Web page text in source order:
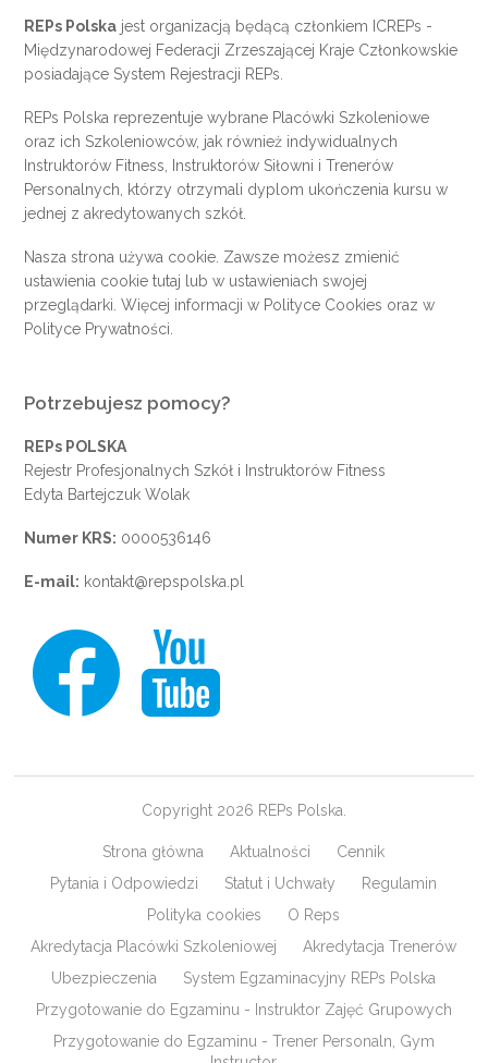
REPs Polska jest organizacją będącą członkiem ICREPs -
Międzynarodowej Federacji Zrzeszającej Kraje Członkowskie
posiadające System Rejestracji REPs.
REPs Polska reprezentuje wybrane Placówki Szkoleniowe
oraz ich Szkoleniowców, jak również indywidualnych
Instruktorów Fitness, Instruktorów Siłowni i Trenerów
Personalnych, którzy otrzymali dyplom ukończenia kursu w
jednej z akredytowanych szkół.
Nasza strona używa cookie. Zawsze możesz zmienić
ustawienia cookietutaj lub w ustawieniach swojej
przeglądarki. Więcej informacji w Polityce Cookies oraz w
Polityce Prywatności.
Potrzebujesz pomocy?
REPs POLSKA
Rejestr Profesjonalnych Szkół i Instruktorów Fitness
Edyta Bartejczuk Wolak
Numer KRS: 0000536146
E-mail: kontakt@repspolska.pl
Copyright 2026 REPs Polska.
Strona główna Aktualności
Cennik
Pytania i Odpowiedzi
Statut i Uchwały
Regulamin
Polityka cookies
O Reps
Akredytacja Placówki Szkoleniowej
Akredytacja Trenerów
Ubezpieczenia
System Egzaminacyjny REPs Polska
Przygotowanie do Egzaminu - Instruktor Zajęć Grupowych
Przygotowanie do Egzaminu - Trener Personaln, Gym